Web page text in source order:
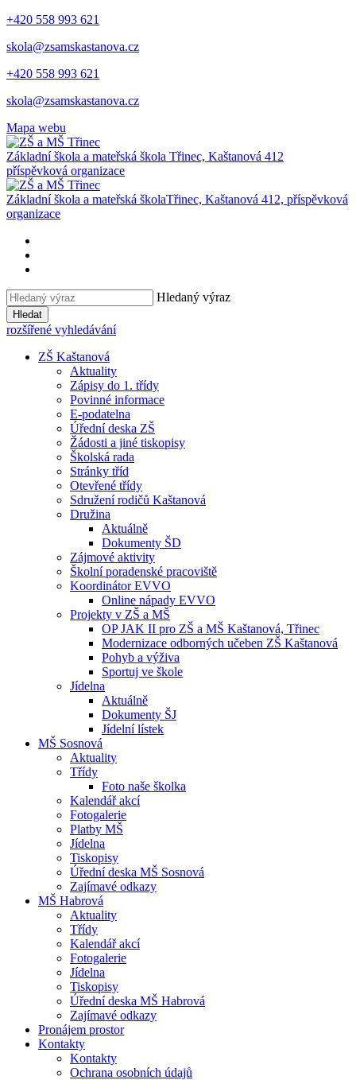
+420 558 993 621
skola@zsamskastanova.cz
+420 558 993 621
skola@zsamskastanova.cz
Mapa webu
Základní škola a mateřská škola Třinec, Kaštanová 412
příspěvková organizace
Základní škola a mateřská školaTřinec, Kaštanová 412, příspěvková
organizace
Hledaný výraz
Hledat
rozšířené vyhledávání
ZŠ Kaštanová
Aktuality
Zápisy do 1. třídy
Povinné informace
E-podatelna
Úřední deska ZŠ
Žádosti a jiné tiskopisy
Školská rada
Stránky tříd
Otevřené třídy
Sdružení rodičů Kaštanová
Družina
Aktuálně
Dokumenty ŠD
Zájmové aktivity
Školní poradenské pracoviště
Koordinátor EVVO
Online nápady EVVO
Projekty v ZŠ a MŠ
OP JAK II pro ZŠ a MŠ Kaštanová, Třinec
Modernizace odborných učeben ZŠ Kaštanová
Pohyb a výživa
Sportuj ve škole
Jídelna
Aktuálně
Dokumenty ŠJ
Jídelní lístek
MŠ Sosnová
Aktuality
Třídy
Foto naše školka
Kalendář akcí
Fotogalerie
Platby MŠ
Jídelna
Tiskopisy
Úřední deska MŠ Sosnová
Zajímavé odkazy
MŠ Habrová
Aktuality
Třídy
Kalendář akcí
Fotogalerie
Jídelna
Tiskopisy
Úřední deska MŠ Habrová
Zajímavé odkazy
Pronájem prostor
Kontakty
Kontakty
Ochrana osobních údajů